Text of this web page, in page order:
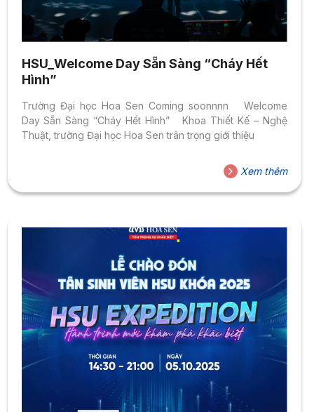
HSU_Welcome Day Sẵn Sàng “Cháy Hết
Hình”
Trường Đại học Hoa Sen Coming soonnnn Welcome
Day Sẵn Sàng “Cháy Hết Hình” Khoa Thiết Kế – Nghệ
Thuật, trường Đại học Hoa Sen trân trọng giới thiệu
Xem thêm